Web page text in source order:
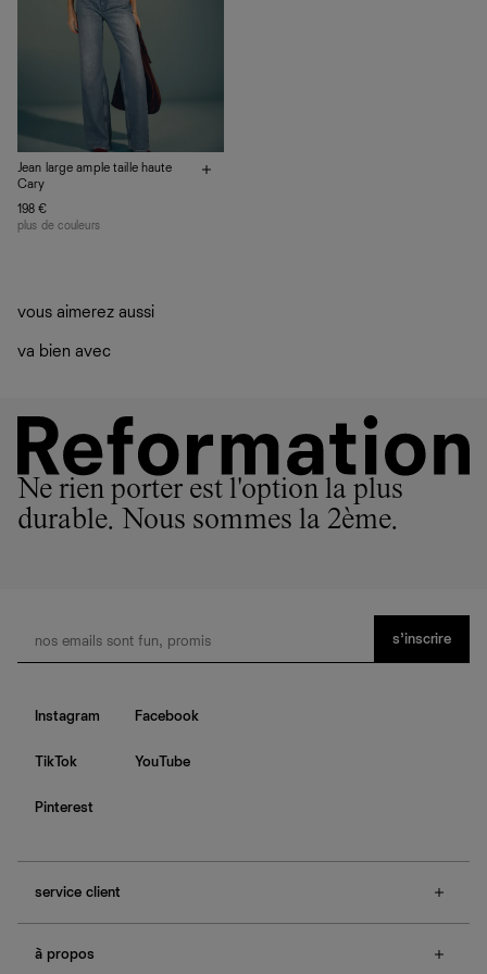
nous privilégions le bien-être des équipes et la réduction
de notre empreinte environnementale.
Jean large ample taille haute
Cary
198 €
plus de couleurs
vous aimerez aussi
va bien avec
Ne rien porter est l'option la plus
durable. Nous sommes la 2ème.
s’inscrire
Instagram Facebook
TikTok YouTube
Pinterest
service client
contactez-nous
à propos